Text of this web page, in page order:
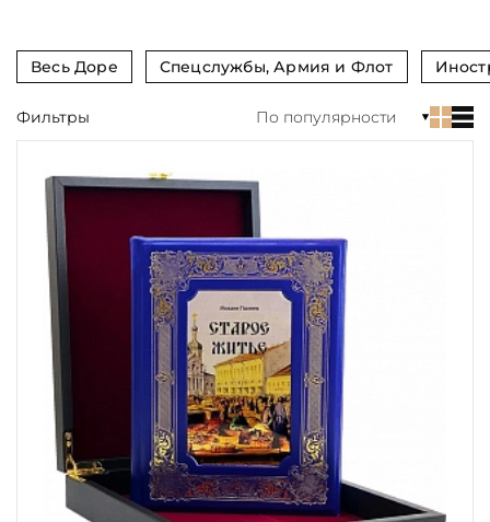
Весь Доре Спецслужбы, Армия и Флот
Обрез
Тиснение
Цвет
Пол и возраст
Кому
Повод
Религия
Переплёт
Фильтры По популярности